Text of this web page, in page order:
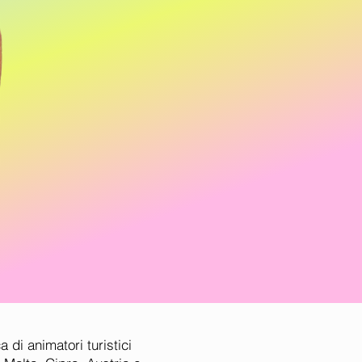
di animatori turistici